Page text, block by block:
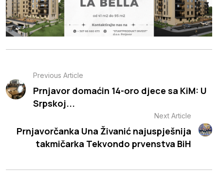
Previous Article
Prnjavor domaćin 14-oro djece sa KiM: U
Srpskoj...
Next Article
Prnjavorčanka Una Živanić najuspješnija
takmičarka Tekvondo prvenstva BiH